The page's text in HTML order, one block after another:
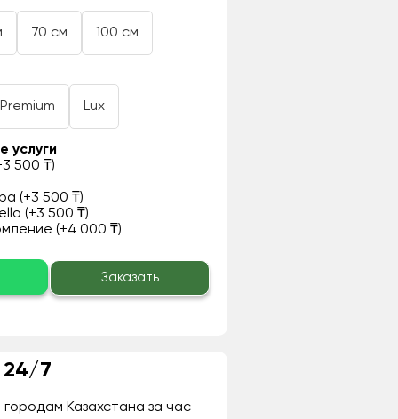
70 см 100 см
Premium Lux
услуги
500 ₸)
(+3 500 ₸)
(+3 500 ₸)
(+4 000 ₸)
Заказать
24/7
Казахстана за час